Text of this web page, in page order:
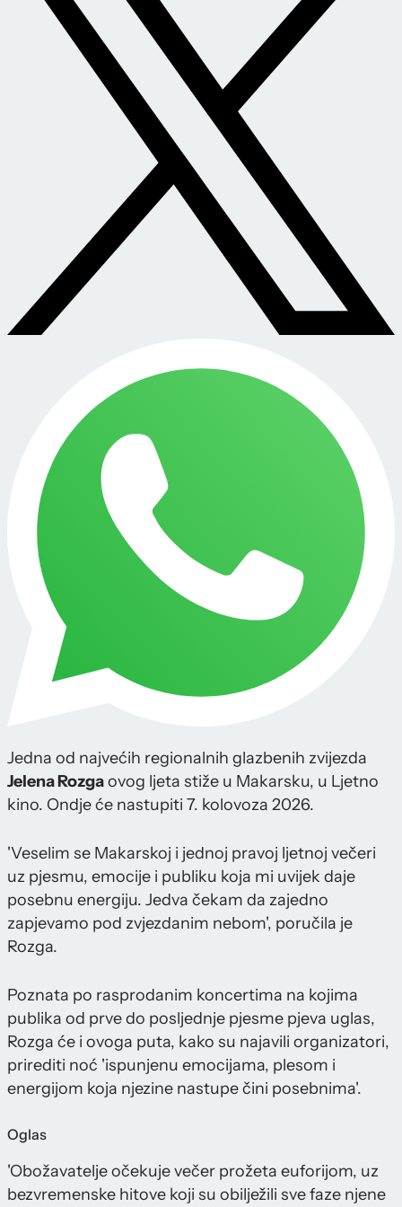
Jedna od najvećih regionalnih glazbenih zvijezda
Jelena Rozgaovog ljeta stiže u Makarsku, u Ljetno
kino. Ondje će nastupiti 7. kolovoza 2026.
'Veselim se Makarskoj i jednoj pravoj ljetnoj večeri
uz pjesmu, emocije i publiku koja mi uvijek daje
posebnu energiju. Jedva čekam da zajedno
zapjevamo pod zvjezdanim nebom', poručila je
Rozga.
Poznata po rasprodanim koncertima na kojima
publika od prve do posljednje pjesme pjeva uglas,
Rozga će i ovoga puta, kako su najavili organizatori,
prirediti noć 'ispunjenu emocijama, plesom i
energijom koja njezine nastupe čini posebnima'.
Oglas
'Obožavatelje očekuje večer prožeta euforijom, uz
bezvremenske hitove koji su obilježili sve faze njene